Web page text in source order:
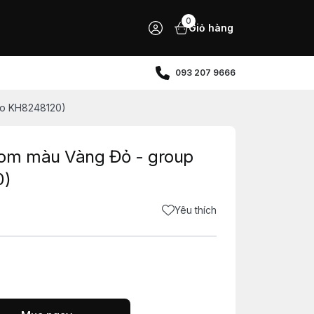
0
Giỏ hàng
093 207 9666
KH8248120)
màu Vàng Đỏ - group
Yêu thích